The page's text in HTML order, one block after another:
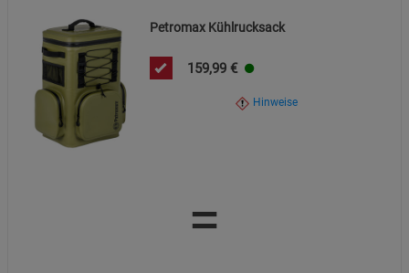
Petromax Kühlrucksack
159,99 €
Hinweise
=